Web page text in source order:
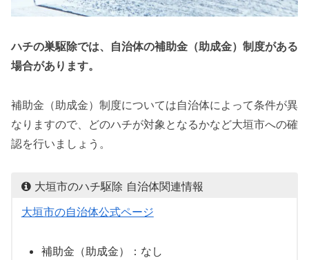
ハチの巣駆除では、自治体の補助金（助成金）制度がある
場合があります。
補助金（助成金）制度については自治体によって条件が異
なりますので、どのハチが対象となるかなど大垣市への確
認を行いましょう。
大垣市のハチ駆除 自治体関連情報
大垣市の自治体公式ページ
補助金（助成金）：なし